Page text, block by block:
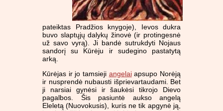
pateiktas Pradžios knygoje), Ievos dukra
buvo slaptųjų dalykų žinovė (ir protingesnė
už savo vyrą). Ji bandė sutrukdyti Nojaus
sandorį su Kūrėju ir sudegino pastatytą
arką.
Kūrėjas ir jo tamsieji angelaiapsupo Norėją
ir nusprendė nubausti išprievartaudami. Bet
ji narsiai gynėsi ir šaukėsi tikrojo Dievo
pagalbos. Šis pasiuntė aukso angelą
Eleletą (Nuovokusis), kuris ne tik apgynė ją,